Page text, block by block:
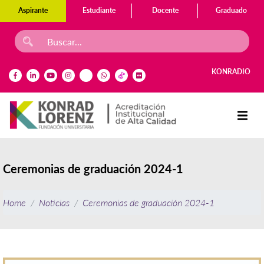
Aspirante Estudiante Docente Graduado
KONRADIO
Ceremonias de graduación 2024-1
Home Noticias Ceremonias de graduación 2024-1